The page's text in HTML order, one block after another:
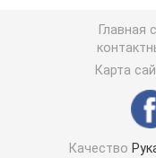
Защитный чехол
Позиционер
Главная
Карта
Качество